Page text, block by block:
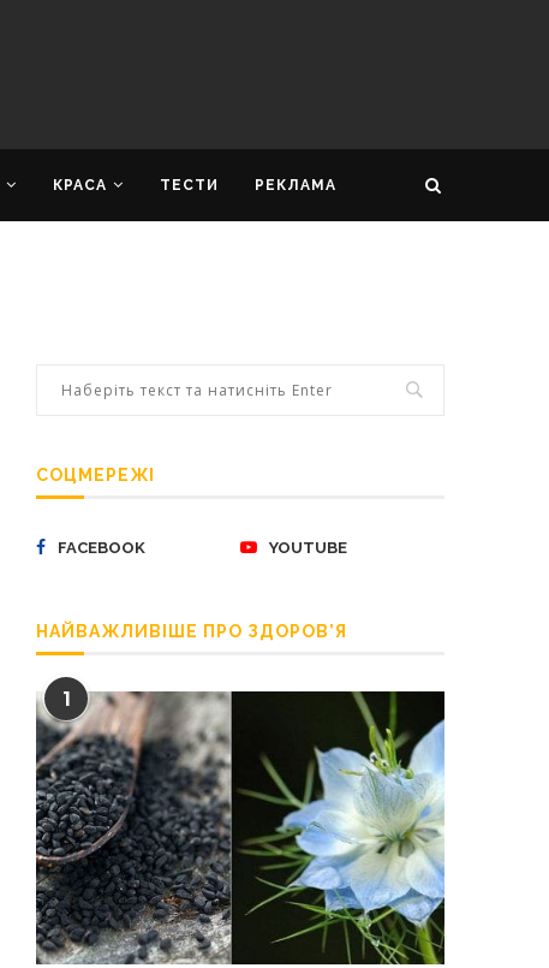
КРАСА ТЕСТИ РЕКЛАМА
СОЦМЕРЕЖІ
FACEBOOK YOUTUBE
НАЙВАЖЛИВІШЕ ПРО ЗДОРОВ’Я
1